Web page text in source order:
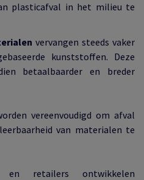
plasticafval in het milieu te
vervangen steeds vaker
kunststoffen. Deze
betaalbaarder en breder
vereenvoudigd om afval
van materialen te
en retailers ontwikkelen